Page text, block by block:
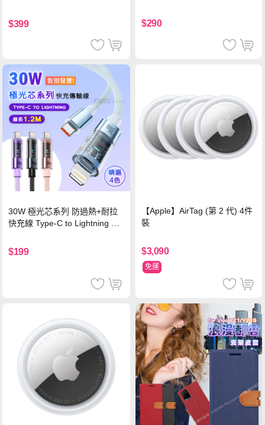
$399 $290
30W 極光芯系列 防過熱+耐拉
快充線 Type-C to Lightning 傳
$199
【Apple】AirTag (第 2 代) 4件
裝
$3,090
免運